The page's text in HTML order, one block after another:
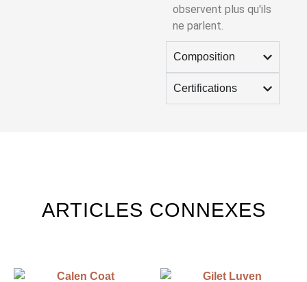
observent plus qu'ils
ne parlent.
Composition
Certifications
ARTICLES CONNEXES